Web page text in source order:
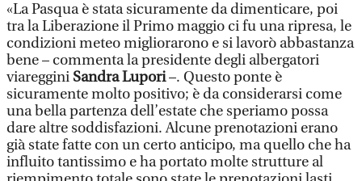
«La Pasqua è stata sicuramente da dimenticare, poi
tra la Liberazione il Primo maggio ci fu una ripresa, le
condizioni meteo migliorarono e si lavorò abbastanza
bene – commenta la presidente degli albergatori
viareggini Sandra Lupori–. Questo ponte è
sicuramente molto positivo; è da considerarsi come
una bella partenza dell’estate che speriamo possa
dare altre soddisfazioni. Alcune prenotazioni erano
già state fatte con un certo anticipo, ma quello che ha
influito tantissimo e ha portato molte strutture al